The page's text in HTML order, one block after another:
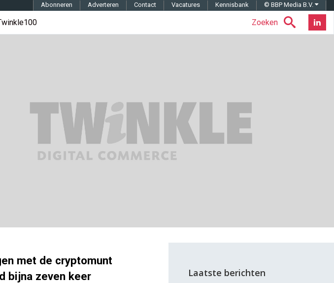
Zoeken
Abonneren Adverteren Contact Vacatures Kennisbank © BBP Media B.V.
met de cryptomunt
bijna zeven keer
Laatste berichten